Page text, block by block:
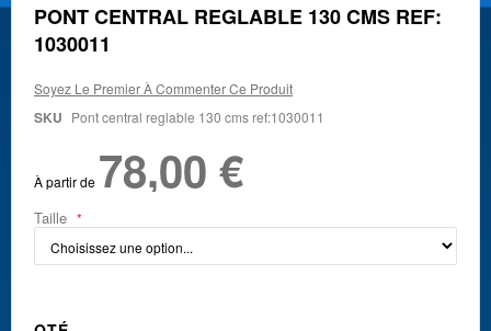
Skip
to
the
of
images
PONT CENTRAL REGLABLE 130 CMS REF:
1030011
Soyez Le Premier À Commenter Ce Produit
SKU Pont central reglable 130 cms ref:1030011
À partir de 78,00 €
Taille